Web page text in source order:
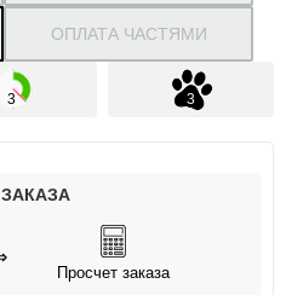
ОПЛАТА ЧАСТЯМИ
Просчет заказа